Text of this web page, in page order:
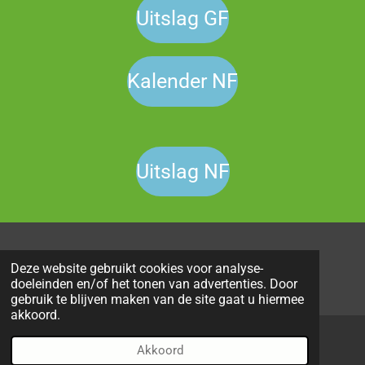
Deze website gebruikt cookies voor analyse-
doeleinden en/of het tonen van advertenties. Door
gebruik te blijven maken van de site gaat u hiermee
akkoord.
Akkoord
Uitslag GF
Kalender NF
Uitslag NF
Powered byJouwWeb